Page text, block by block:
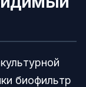
биофильтр